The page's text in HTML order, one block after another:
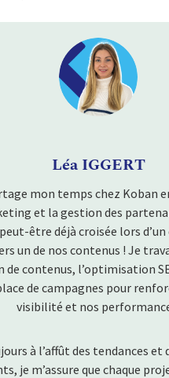
Léa IGGERT
mon temps chez Koban
et la gestion des
être déjà croisée lors d’un
un de nos contenus ! Je
de contenus, l’optimisation
de campagnes pour
visibilité et nos
à l’affût des tendances et
je m’assure que chaque